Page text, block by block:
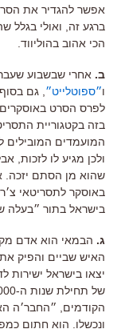
אפשר להגדיר את
ברגע זה, ואולי
הכי אהוב בהוליווד.
ב. אחרי שבשבוע
ו״ספוטלייט״ , גם
לפרס הסרט
בזה בקטגוריית
המועמדים המובילים
ולכן מגיע לו לזכות,
שהוא מן הסתם יזכה.
באוסקר לתסריטאי
בישראל בתור ״בעלה
ג. הבמאי הוא אדם
האיש שביים והפיק
יצאו בישראל ישירות
הקודמים, ״החבר׳ה
ונכשלו. הוא חתום